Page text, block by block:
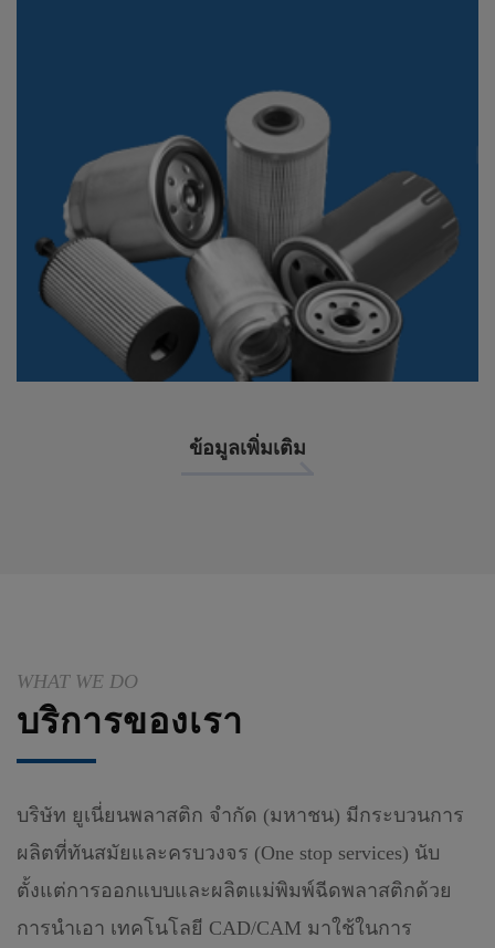
ข้อมูลเพิ่มเติม
WHAT WE DO
บริการของเรา
บริษัท ยูเนี่ยนพลาสติก จำกัด (มหาชน) มีกระบวนการ
ผลิตที่ทันสมัยและครบวงจร (One stop services) นับ
ตั้งแต่การออกแบบและผลิตแม่พิมพ์ฉีดพลาสติกด้วย
การนำเอา เทคโนโลยี CAD/CAM มาใช้ในการ